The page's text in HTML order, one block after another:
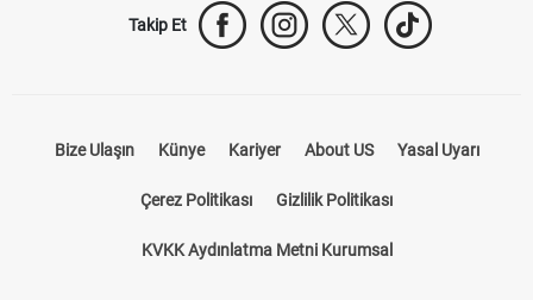
Takip Et
Bize Ulaşın Künye Kariyer About US Yasal Uyarı
Çerez Politikası Gizlilik Politikası
KVKK Aydınlatma Metni Kurumsal